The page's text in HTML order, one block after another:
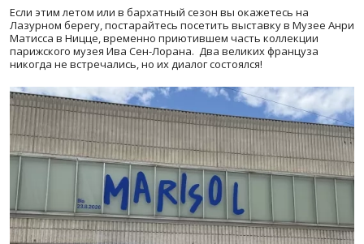
Если этим летом или в бархатный сезон вы окажетесь на
Лазурном берегу, постарайтесь посетить выставку в Музее Анри
Матисса в Ницце, временно приютившем часть коллекции
парижского музея Ива Сен-Лорана. Два великих француза
никогда не встречались, но их диалог состоялся!